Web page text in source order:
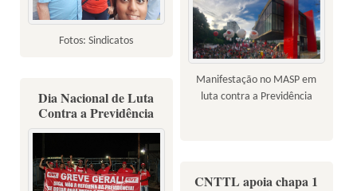
Fotos: Sindicatos
Manifestação no MASP em
luta contra a Previdência
Dia Nacional de Luta
Contra a Previdência
CNTTL apoia chapa 1